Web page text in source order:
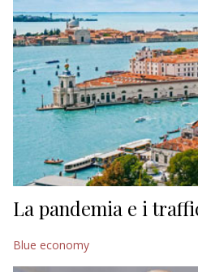
La pandemia e i
Blue economy